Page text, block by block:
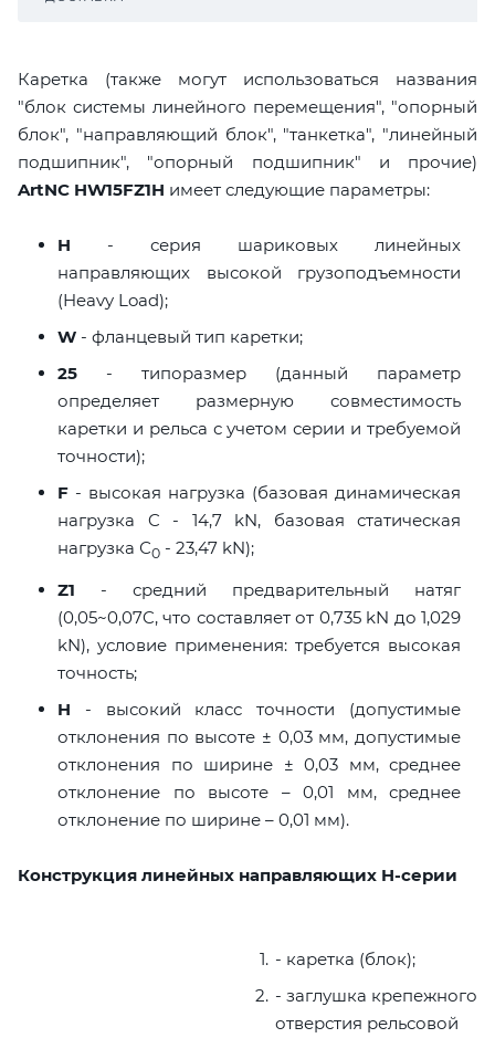
Каретка (также могут использоваться названия
"блок системы линейного перемещения", "опорный
блок", "направляющий блок", "танкетка", "линейный
подшипник", "опорный подшипник" и прочие)
ArtNC HW15FZ1H имеет следующие параметры:
H - серия шариковых линейных
направляющих высокой грузоподъемности
(Heavy Load);
W - фланцевый тип каретки;
25 - типоразмер (данный параметр
определяет размерную совместимость
каретки и рельса с учетом серии и требуемой
точности);
F - высокая нагрузка (базовая динамическая
нагрузка C - 14,7 kN, базовая статическая
нагрузка С0 - 23,47 kN);
Z1 - средний предварительный натяг
(0,05~0,07C, что составляет от 0,735 kN до 1,029
kN), условие применения: требуется высокая
точность;
H - высокий класс точности (допустимые
отклонения по высоте ± 0,03 мм, допустимые
отклонения по ширине ± 0,03 мм, среднее
отклонение по высоте – 0,01 мм, среднее
отклонение по ширине – 0,01 мм).
Конструкция линейных направляющих H-серии
- каретка (блок);
- заглушка крепежного
отверстия рельсовой